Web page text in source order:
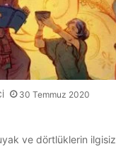
30 Temmuz 2020
ve dörtlüklerin